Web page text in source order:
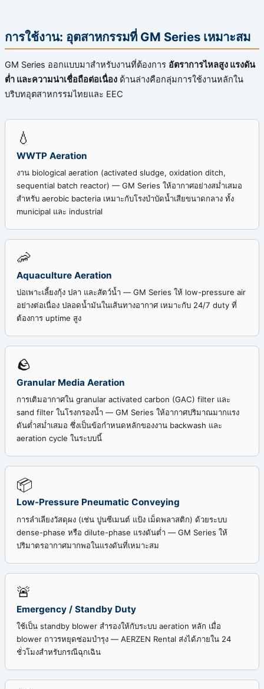
การใช้งาน: อุตสาหกรรมที่ GM Series เหมาะสม
GM Series ออกแบบมาสำหรับงานที่ต้องการ อัตราการไหลสูง แรงดัน
ต่ำ และความน่าเชื่อถือต่อเนื่องด้านล่างคือกลุ่มการใช้งานหลักใน
บริบทอุตสาหกรรมไทยและ EEC
💧
WWTP Aeration
งาน biological aeration (activated sludge, oxidation ditch,
sequential batch reactor) — GM Series ให้อากาศอย่างสม่ำเสมอ
สำหรับ aerobic bacteria เหมาะกับโรงบำบัดน้ำเสียขนาดกลาง ทั้ง
municipal และ industrial
🦐
Aquaculture Aeration
บ่อเพาะเลี้ยงกุ้ง ปลา และสัตว์น้ำ — GM Series ให้ low-pressure air
อย่างต่อเนื่อง ปลอดน้ำมันในเส้นทางอากาศ เหมาะกับ 24/7 duty ที่
ต้องการ uptime สูง
🪨
Granular Media Aeration
การเติมอากาศใน granular activated carbon (GAC) filter และ
sand filter ในโรงกรองน้ำ — GM Series ให้อากาศปริมาณมากแรง
ดันต่ำสม่ำเสมอ ซึ่งเป็นข้อกำหนดหลักของงาน backwash และ
aeration cycle ในระบบนี้
📦
Low-Pressure Pneumatic Conveying
การลำเลียงวัสดุผง (เช่น ปูนซีเมนต์ แป้ง เม็ดพลาสติก) ด้วยระบบ
dense-phase หรือ dilute-phase แรงดันต่ำ — GM Series ให้
ปริมาตรอากาศมากพอในแรงดันที่เหมาะสม
🚨
Emergency / Standby Duty
ใช้เป็น standby blower สำรองให้กับระบบ aeration หลัก เมื่อ
blower ถาวรหยุดซ่อมบำรุง — AERZEN Rental ส่งได้ภายใน 24
ชั่วโมงสำหรับกรณีฉุกเฉิน